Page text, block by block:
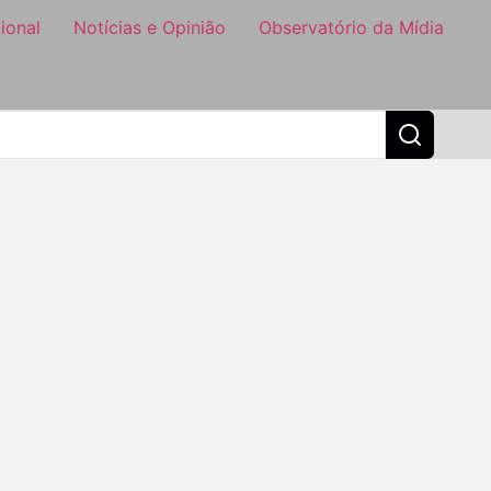
Notícias e Opinião Observatório da Mídia